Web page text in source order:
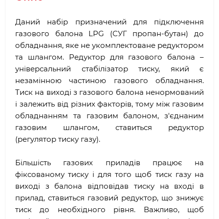
Даний набір призначений для підключення
газового балона LPG (СУГ пропан-бутан) до
обладнання, яке не укомплектоване редуктором
та шлангом. Редуктор для газового балона –
універсальний стабілізатор тиску, який є
незамінною частиною газового обладнання.
Тиск на виході з газового балона ненормований
і залежить від різних факторів, тому між газовим
обладнанням та газовим балоном, з'єднаним
газовим шлангом, ставиться редуктор
(регулятор тиску газу).
Більшість газових приладів працює на
фіксованому тиску і для того щоб тиск газу на
виході з балона відповідав тиску на вході в
прилад, ставиться газовий редуктор, що знижує
тиск до необхідного рівня. Важливо, щоб